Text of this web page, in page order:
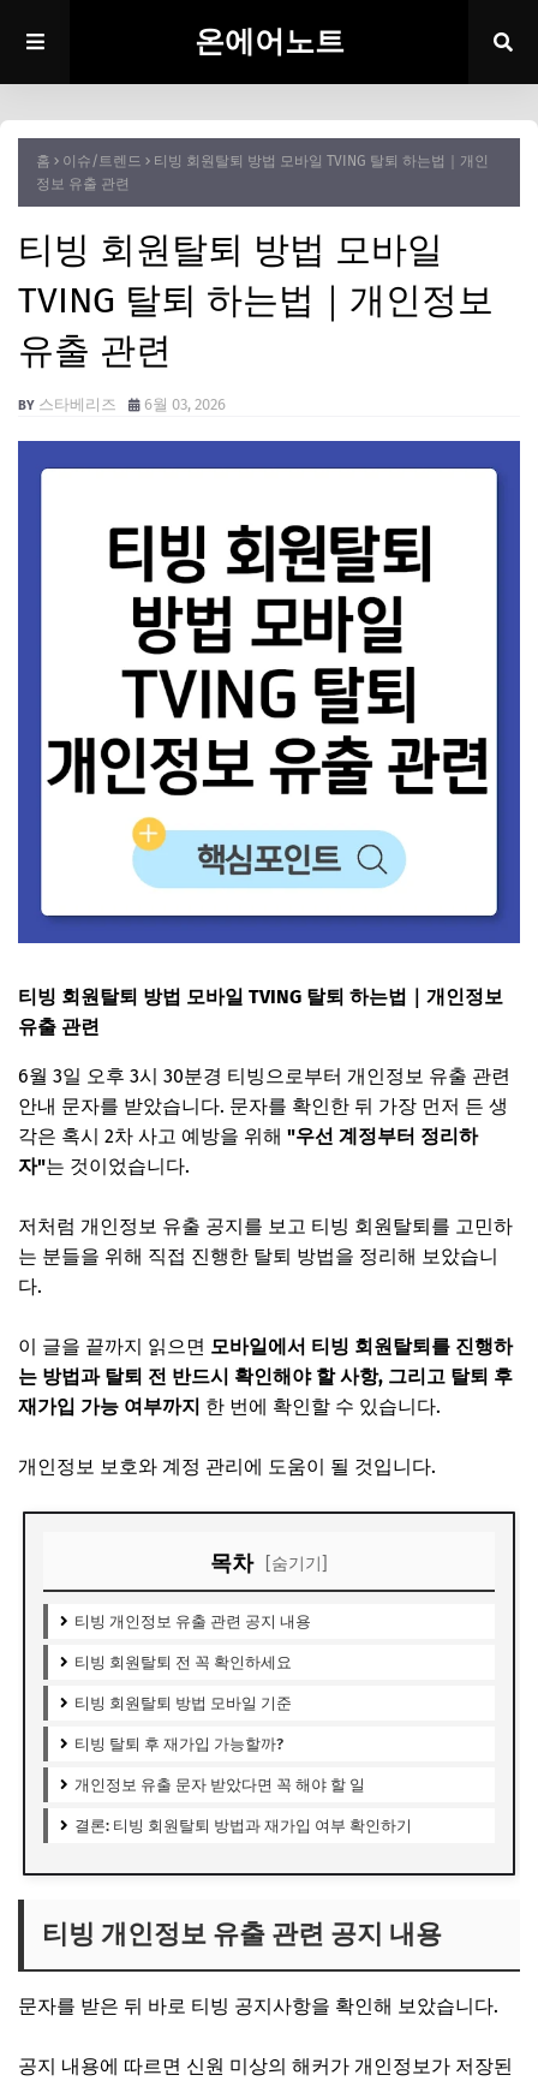
온에어노트
홈 이슈/트렌드
티빙 회원탈퇴 방법 모바일 TVING 탈퇴 하는법｜개인
정보 유출 관련
티빙 회원탈퇴 방법 모바일
TVING 탈퇴 하는법｜개인정보
유출 관련
스타베리즈 6월 03, 2026
티빙 회원탈퇴 방법 모바일 TVING 탈퇴 하는법｜개인정보
유출 관련
6월 3일 오후 3시 30분경 티빙으로부터 개인정보 유출 관련
안내 문자를 받았습니다. 문자를 확인한 뒤 가장 먼저 든 생
각은 혹시 2차 사고 예방을 위해 "우선 계정부터 정리하
자"는 것이었습니다.
저처럼 개인정보 유출 공지를 보고 티빙 회원탈퇴를 고민하
는 분들을 위해 직접 진행한 탈퇴 방법을 정리해 보았습니
다.
이 글을 끝까지 읽으면 모바일에서 티빙 회원탈퇴를 진행하
는 방법과 탈퇴 전 반드시 확인해야 할 사항, 그리고 탈퇴 후
재가입 가능 여부까지 한 번에 확인할 수 있습니다.
개인정보 보호와 계정 관리에 도움이 될 것입니다.
목차 [숨기기]
티빙 개인정보 유출 관련 공지 내용
티빙 회원탈퇴 전 꼭 확인하세요
티빙 회원탈퇴 방법 모바일 기준
티빙 탈퇴 후 재가입 가능할까?
개인정보 유출 문자 받았다면 꼭 해야 할 일
결론: 티빙 회원탈퇴 방법과 재가입 여부 확인하기
티빙 개인정보 유출 관련 공지 내용
문자를 받은 뒤 바로 티빙 공지사항을 확인해 보았습니다.
공지 내용에 따르면 신원 미상의 해커가 개인정보가 저장된